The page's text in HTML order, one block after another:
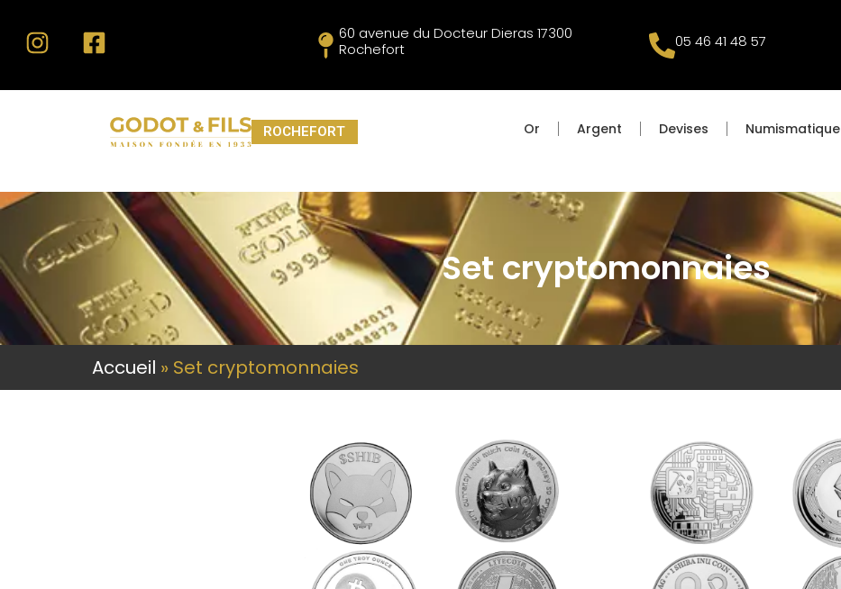
60 avenue du Docteur Dieras 17300
Rochefort
05 46 41 48 57
ROCHEFORT Or Argent Devises Numismatique
Set cryptomonnaies
Accueil » Set cryptomonnaies